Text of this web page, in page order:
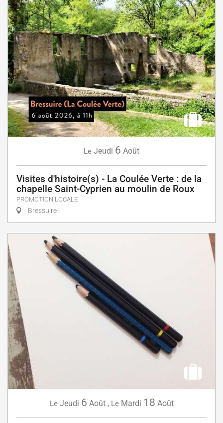
Le Jeudi 6 Août
Visites d'histoire(s) - La Coulée Verte : de la
chapelle Saint-Cyprien au moulin de Roux
PROMOTION LOCALE
Bressuire
Le Jeudi 6 Août, Le Mardi 18 Août